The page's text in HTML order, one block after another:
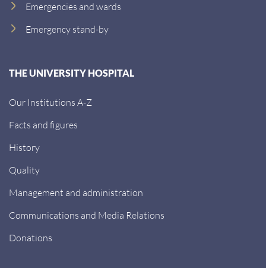
Emergencies and wards
Emergency stand-by
THE UNIVERSITY HOSPITAL
Our Institutions A-Z
Facts and figures
History
Quality
Management and administration
Communications and Media Relations
Donations